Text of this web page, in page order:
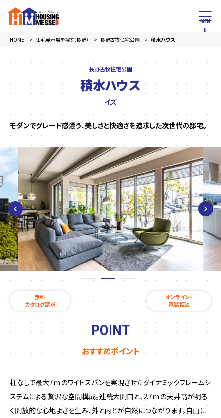
HOME 住宅展示場を探す（長野） 長野古牧住宅公園 積水ハウス
長野古牧住宅公園
積水ハウス
イズ
モダンでグレード感漂う、美しさと快適さを追求した次世代の邸宅。
無料
カタログ請求
オンライン・
電話相談
POINT
おすすめポイント
柱なしで最大7ｍのワイドスパンを実現させたダイナミックフレームシ
ステムによる贅沢な空間構成。連続大開口と、2.7ｍの天井高が明る
く開放的な心地よさを生み、外と内とが自然につながります。自由に